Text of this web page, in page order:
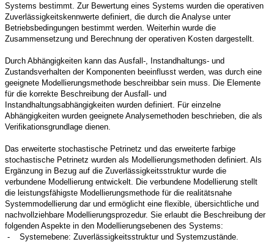
Systems bestimmt. Zur Bewertung eines Systems wurden die operativen
Zuverlässigkeitskennwerte definiert, die durch die Analyse unter
Betriebsbedingungen bestimmt werden. Weiterhin wurde die
Zusammensetzung und Berechnung der operativen Kosten dargestellt.
Durch Abhängigkeiten kann das Ausfall-, Instandhaltungs- und
Zustandsverhalten der Komponenten beeinflusst werden, was durch eine
geeignete Modellierungsmethode beschreibbar sein muss. Die Elemente
für die korrekte Beschreibung der Ausfall- und
Instandhaltungsabhängigkeiten wurden definiert. Für einzelne
Abhängigkeiten wurden geeignete Analysemethoden beschrieben, die als
Verifikationsgrundlage dienen.
Das erweiterte stochastische Petrinetz und das erweiterte farbige
stochastische Petrinetz wurden als Modellierungsmethoden definiert. Als
Ergänzung in Bezug auf die Zuverlässigkeitsstruktur wurde die
verbundene Modellierung entwickelt. Die verbundene Modellierung stellt
die leistungsfähigste Modellierungsmethode für die realitätsnahe
Systemmodellierung dar und ermöglicht eine flexible, übersichtliche und
nachvollziehbare Modellierungsprozedur. Sie erlaubt die Beschreibung der
folgenden Aspekte in den Modellierungsebenen des Systems:
-
Systemebene: Zuverlässigkeitsstruktur und Systemzustände.